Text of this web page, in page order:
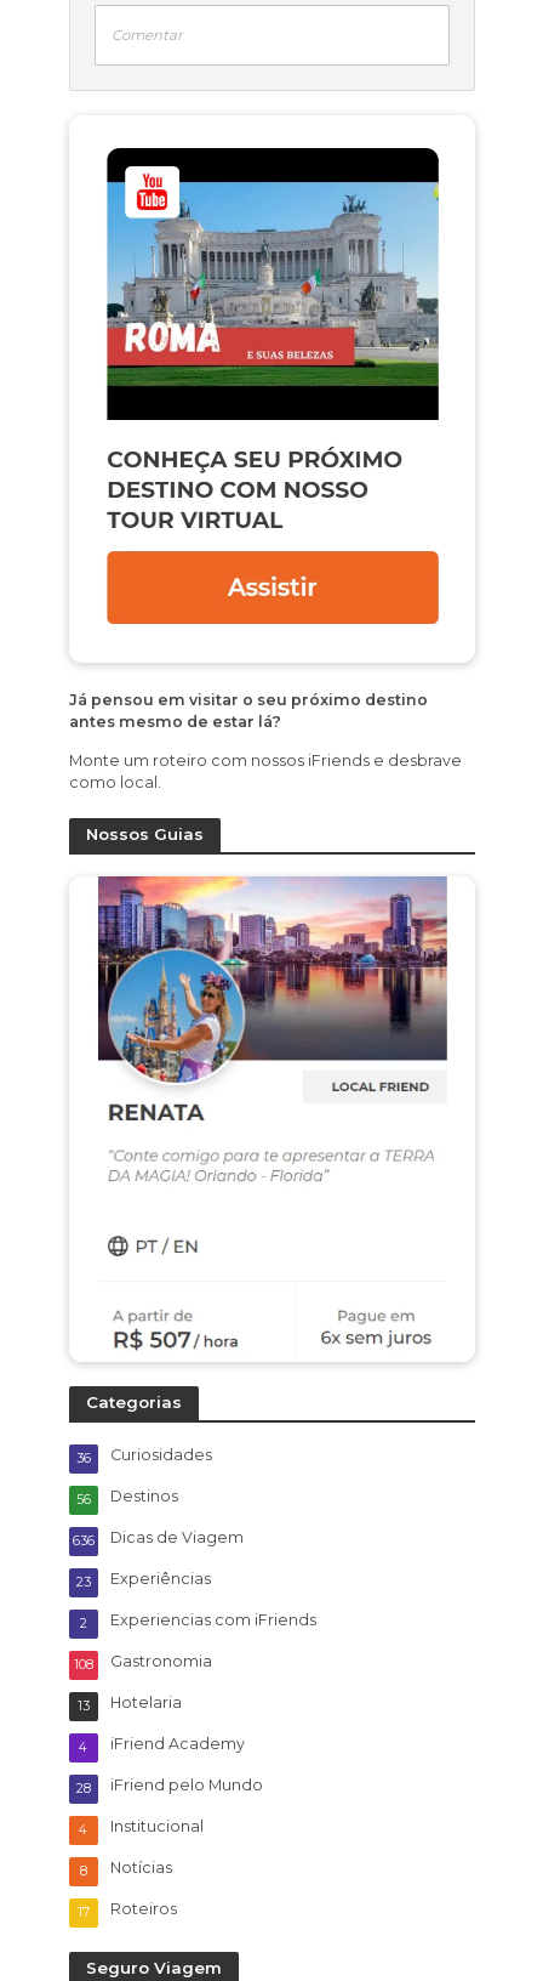
Comentar
Já pensou em visitar o seu próximo destino
antes mesmo de estar lá?
Monte um roteiro com nossos iFriends e desbrave
como local.
Nossos Guias
Categorias
Curiosidades
36
Destinos
56
Dicas de Viagem
636
Experiências
23
Experiencias com iFriends
2
Gastronomia
108
Hotelaria
13
iFriend Academy
4
iFriend pelo Mundo
28
Institucional
4
Notícias
8
Roteiros
17
Seguro Viagem